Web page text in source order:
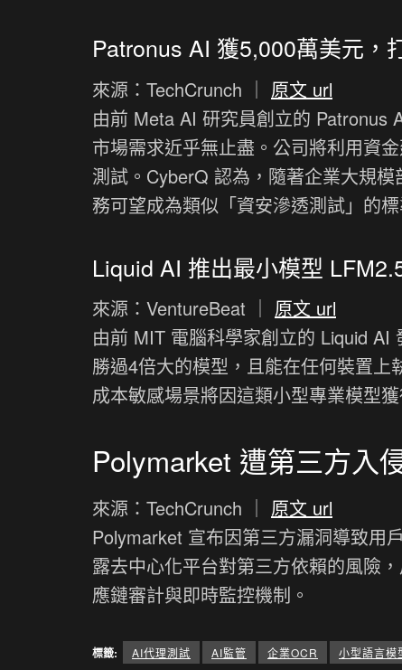
Patronus AI 獲5,000萬美元，
來源：TechCrunch ｜ 原文 url
由前 Meta AI 研究員創立的 Patronus
市場需求近乎無止盡。公司將利用資
測試。CyberQ 認為，隨著企業大規
務可望成為類似「資安滲透測試」的標
Liquid AI 推出最小模型
來源：VentureBeat ｜ 原文 url
由前 MIT 電腦科學家創立的 Liquid
勝過4倍大的模型，且能在任何裝置
成本敏感場景將因這類小型專業模型
Polymarket 遭第三方入
來源：TechCrunch ｜ 原文 url
Polymarket 宣布因第三方漏洞導致用
露去中心化平台對第三方依賴的風險
應鏈審計與即時監控機制。
標籤: AI代理測試 AI監管 企業OCR 小型語言模